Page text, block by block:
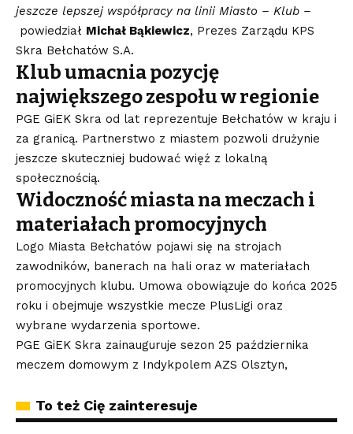
jeszcze lepszej współpracy na linii Miasto – Klub –
powiedział Michał Bąkiewicz, Prezes Zarządu KPS
Skra Bełchatów S.A.
Klub umacnia pozycję
największego zespołu w regionie
PGE GiEK Skra od lat reprezentuje Bełchatów w kraju i
za granicą. Partnerstwo z miastem pozwoli drużynie
jeszcze skuteczniej budować więź z lokalną
społecznością.
Widoczność miasta na meczach i
materiałach promocyjnych
Logo Miasta Bełchatów pojawi się na strojach
zawodników, banerach na hali oraz w materiałach
promocyjnych klubu. Umowa obowiązuje do końca 2025
roku i obejmuje wszystkie mecze PlusLigi oraz
wybrane wydarzenia sportowe.
PGE GiEK Skra zainauguruje sezon 25 października
meczem domowym z Indykpolem AZS Olsztyn,
To też Cię zainteresuje